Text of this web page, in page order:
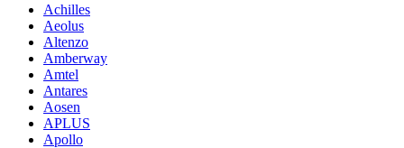
Achilles
Aeolus
Altenzo
Amberway
Amtel
Antares
Aosen
APLUS
Apollo